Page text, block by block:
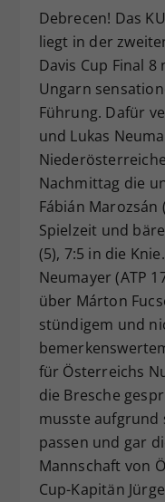
Debrecen! Das
liegt in der
Davis Cup Final
Ungarn
Führung. Dafür
und Lukas
Nachmittag die
Fábián Marozsán
Spielzeit und
(5), 7:5 in die
Neumayer (ATP
über Márton
stündigem und
für Österreichs
die Bresche
musste
passen und gar
Mannschaft von
Cup-Kapitän
Zweck
hat.